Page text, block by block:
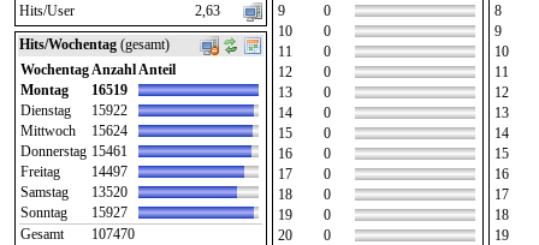
Hits/User
2,63
Hits/Wochentag (gesamt)
Wochentag Anzahl Anteil
Montag
16519
Dienstag
15922
Mittwoch
15624
Donnerstag 15461
Freitag
14497
Samstag
13520
Sonntag
15927
Gesamt
107470
9
0
10
0
11
0
12
0
13
0
14
0
15
0
16
0
17
0
18
0
19
0
20
0
8
9
10
11
12
13
14
15
16
17
18
19